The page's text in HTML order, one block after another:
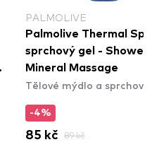
PALMOLIVE
Palmolive Thermal Spa
sprchový gel - Shower
Mineral Massage
Tělové mýdlo a sprchový
-4%
85 kč 89 kč